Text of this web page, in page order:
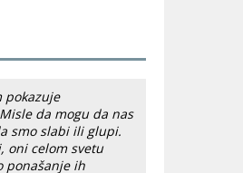
pokazuje
da mogu da nas
smo slabi ili glupi.
oni celom svetu
ponašanje ih